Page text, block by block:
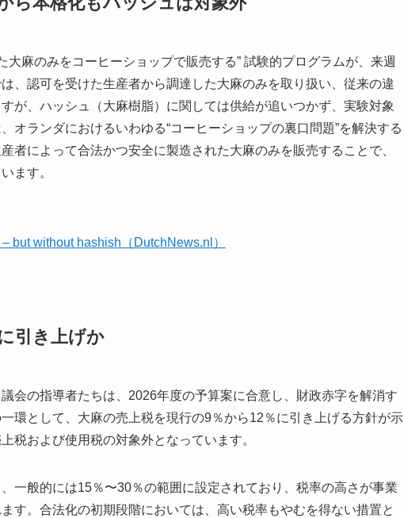
大麻のみをコーヒーショップで販売する” 試験的プログラムが、来週
、認可を受けた生産者から調達した大麻のみを取り扱い、従来の違
が、ハッシュ（大麻樹脂）に関しては供給が追いつかず、実験対象
オランダにおけるいわゆる“コーヒーショップの裏口問題”を解決する
者によって合法かつ安全に製造された大麻のみを販売することで、
ます。
but without hashish（DutchNews.nl）
引き上げか
会の指導者たちは、2026年度の予算案に合意し、財政赤字を解消す
環として、大麻の売上税を現行の9％から12％に引き上げる方針が示
税および使用税の対象外となっています。
一般的には15％〜30％の範囲に設定されており、税率の高さが事業
す。合法化の初期段階においては、高い税率もやむを得ない措置と